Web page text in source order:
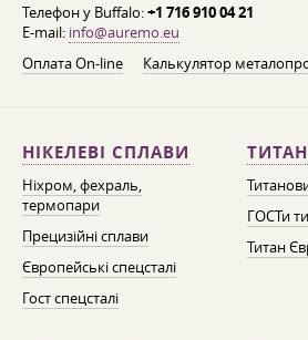
Телефон у Buffalo:+1 716 910 04 21
E-mail: info@auremo.eu
Оплата On-line
Калькулятор
НІКЕЛЕВІ СПЛАВИ
Ніхром, фехраль,
термопари
Прецизійні сплави
Європейські спецсталі
Гост спецсталі
ТИТАН
ГОСТи
Титан